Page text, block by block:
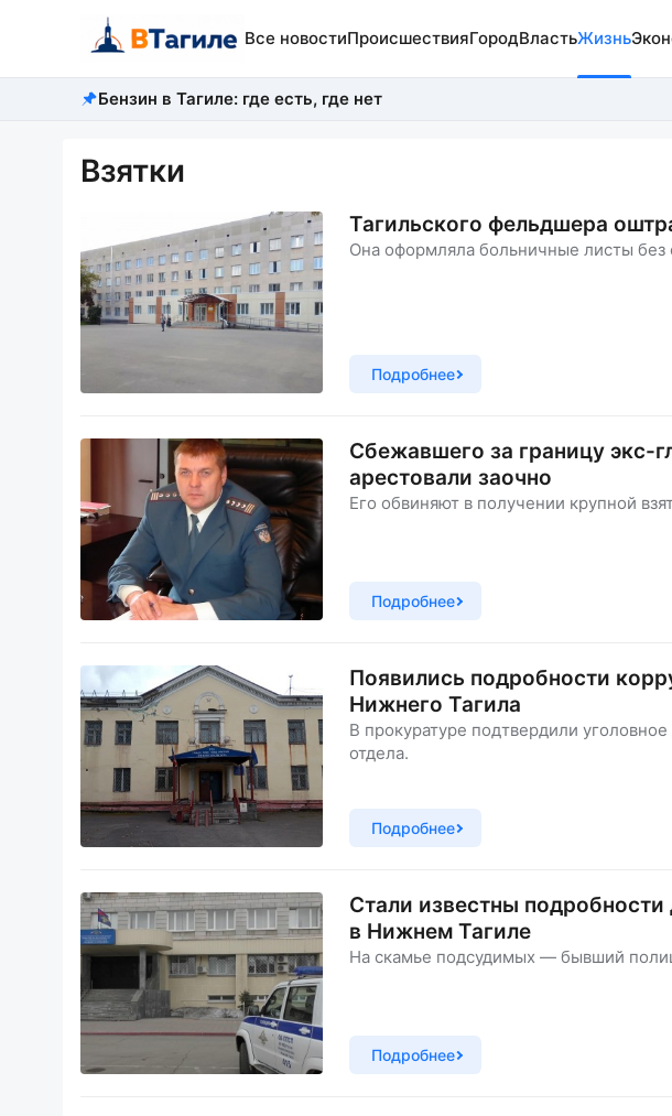
Все новостиПроисшествияГородВластьЖизнь
Бензин в Тагиле: где есть, где нет
Взятки
Тагильского фельдшера
Она оформляла больничные листы без
Подробнее
Сбежавшего за границу экс-
арестовали заочно
Его обвиняют в получении крупной
Подробнее
Появились подробности
Нижнего Тагила
В прокуратуре подтвердили
отдела.
Подробнее
Стали известны
в Нижнем Тагиле
На скамье подсудимых — бывший
Подробнее